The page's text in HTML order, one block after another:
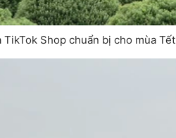
Shop chuẩn bị cho mùa Tết